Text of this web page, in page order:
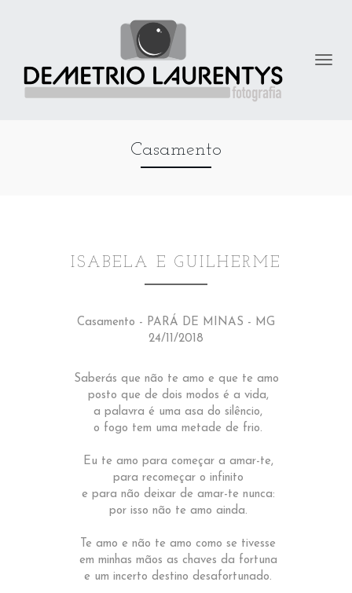
Casamento
ISABELA E GUILHERME
Casamento - PARÁ DE MINAS - MG
24/11/2018
Saberás que não te amo e que te amo
posto que de dois modos é a vida,
a palavra é uma asa do silêncio,
o fogo tem uma metade de frio.
Eu te amo para começar a amar-te,
para recomeçar o infinito
e para não deixar de amar-te nunca:
por isso não te amo ainda.
Te amo e não te amo como se tivesse
em minhas mãos as chaves da fortuna
e um incerto destino desafortunado.